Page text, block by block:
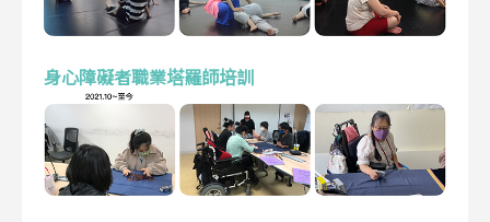
身心障礙者職業塔羅師培訓